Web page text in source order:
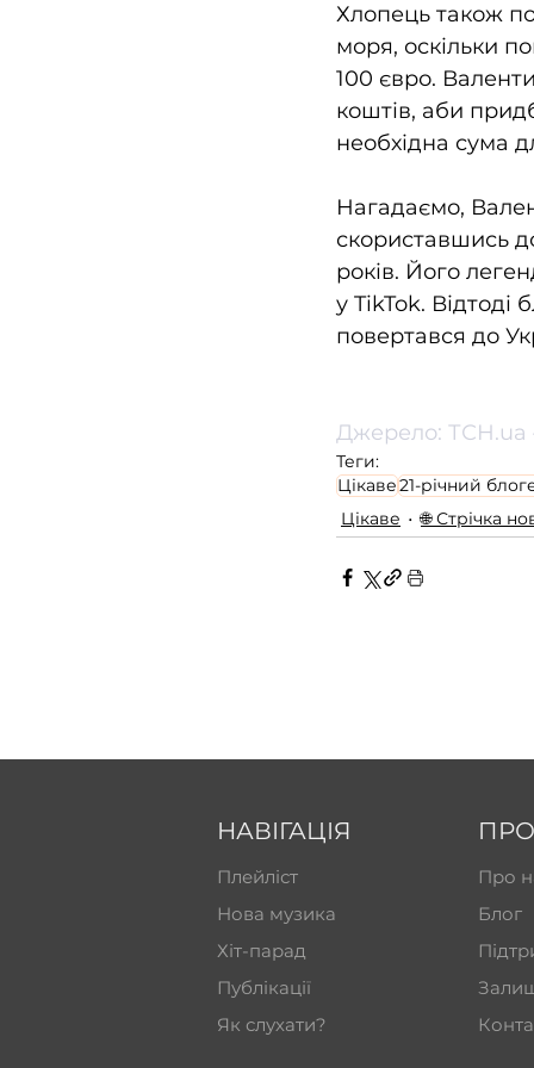
Хлопець також
моря, оскільки
100 євро.
коштів, аби
необхідна сума
Нагадаємо,
скориставшись
років. Його
у TikTok. Відтоді
повертався до
Джерело: ТСН.ua
Теги:
Цікаве21-річний
Цікаве
🌐 Стрічка
НАВІГАЦІЯ
Плейліст
Нова музика
Хіт-парад
Публікації
Як слухати?
Про
Блог